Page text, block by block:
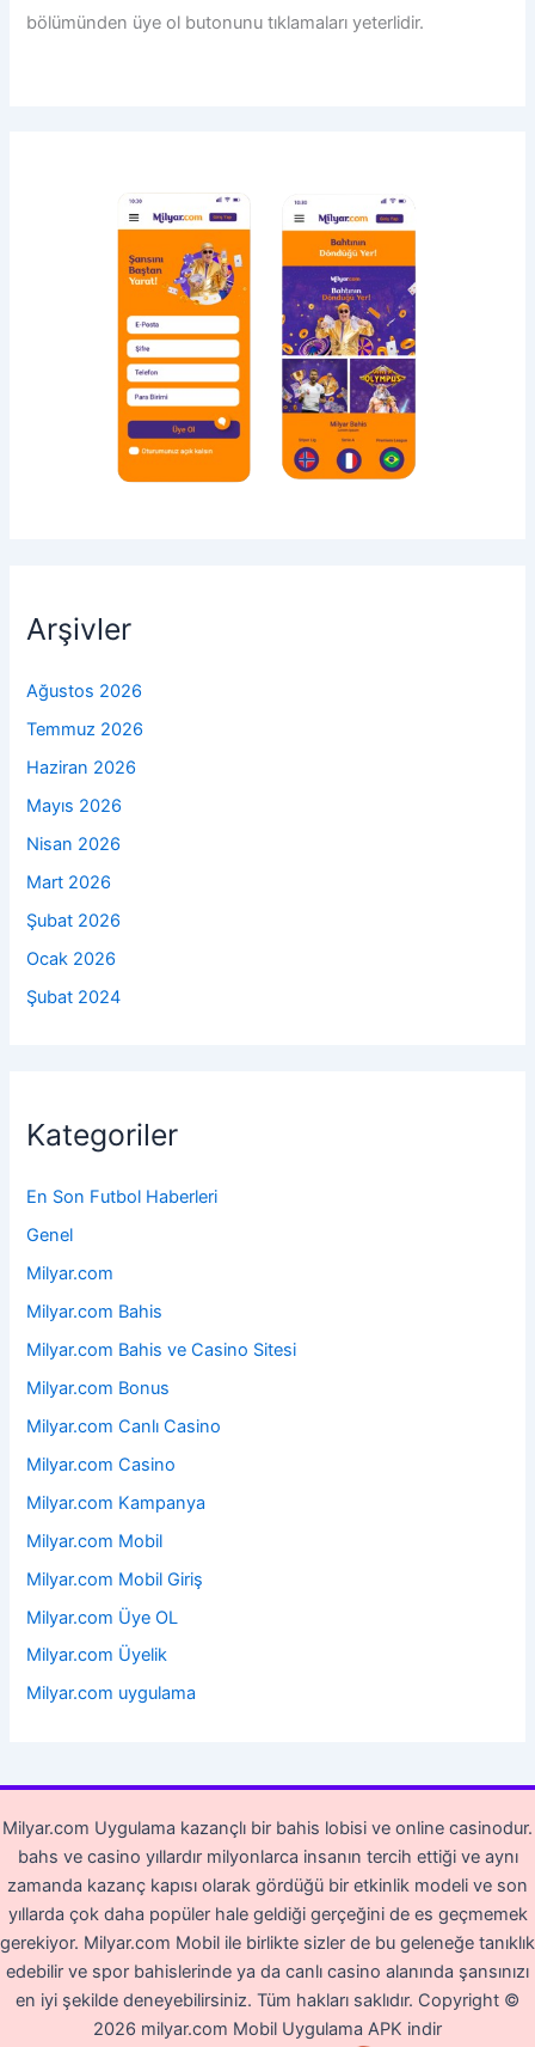
bölümünden üye ol butonunu tıklamaları yeterlidir.
Arşivler
Ağustos 2026
Temmuz 2026
Haziran 2026
Mayıs 2026
Nisan 2026
Mart 2026
Şubat 2026
Ocak 2026
Şubat 2024
Kategoriler
En Son Futbol Haberleri
Genel
Milyar.com
Milyar.com Bahis
Milyar.com Bahis ve Casino Sitesi
Milyar.com Bonus
Milyar.com Canlı Casino
Milyar.com Casino
Milyar.com Kampanya
Milyar.com Mobil
Milyar.com Mobil Giriş
Milyar.com Üye OL
Milyar.com Üyelik
Milyar.com uygulama
Milyar.com Uygulama kazançlı bir bahis lobisi ve online casinodur.
bahs ve casino yıllardır milyonlarca insanın tercih ettiği ve aynı
zamanda kazanç kapısı olarak gördüğü bir etkinlik modeli ve son
yıllarda çok daha popüler hale geldiği gerçeğini de es geçmemek
gerekiyor. Milyar.com Mobil ile birlikte sizler de bu geleneğe tanıklık
edebilir ve spor bahislerinde ya da canlı casino alanında şansınızı
en iyi şekilde deneyebilirsiniz. Tüm hakları saklıdır. Copyright ©
2026 milyar.com Mobil Uygulama APK indir